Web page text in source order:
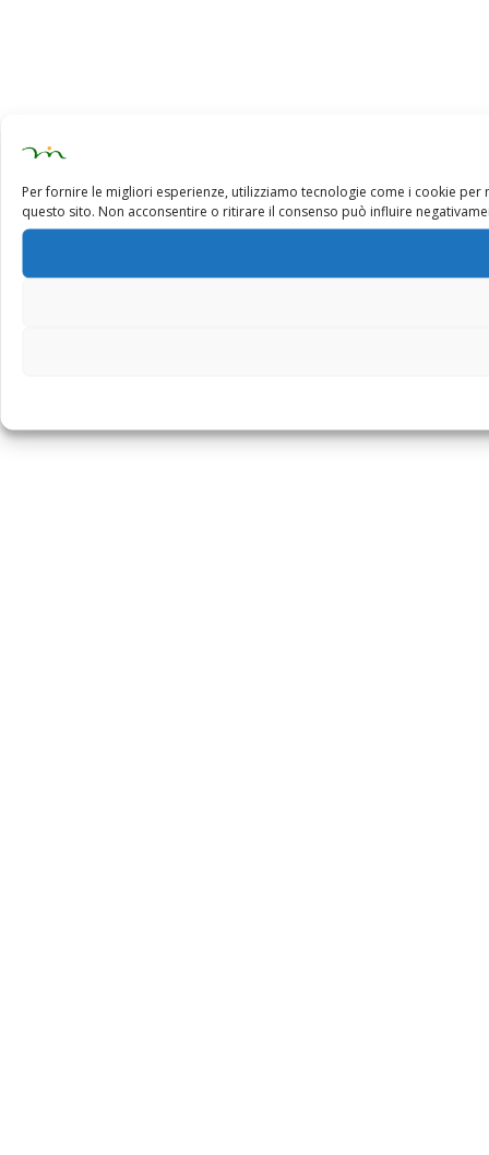
Per fornire le migliori esperienze, utilizziamo tecnologie come i cookie
questo sito. Non acconsentire o ritirare il consenso può influire